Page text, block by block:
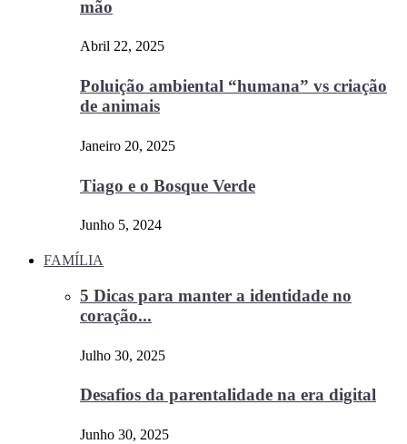
mão
Abril 22, 2025
Poluição ambiental “humana” vs criação
de animais
Janeiro 20, 2025
Tiago e o Bosque Verde
Junho 5, 2024
FAMÍLIA
5 Dicas para manter a identidade no
coração...
Julho 30, 2025
Desafios da parentalidade na era digital
Junho 30, 2025